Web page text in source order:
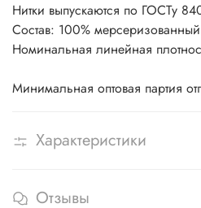
Нитки выпускаются по ГОСТу
Состав: 100%
Номинальная линейная
Минимальная оптовая партия
Характеристики
Отзывы